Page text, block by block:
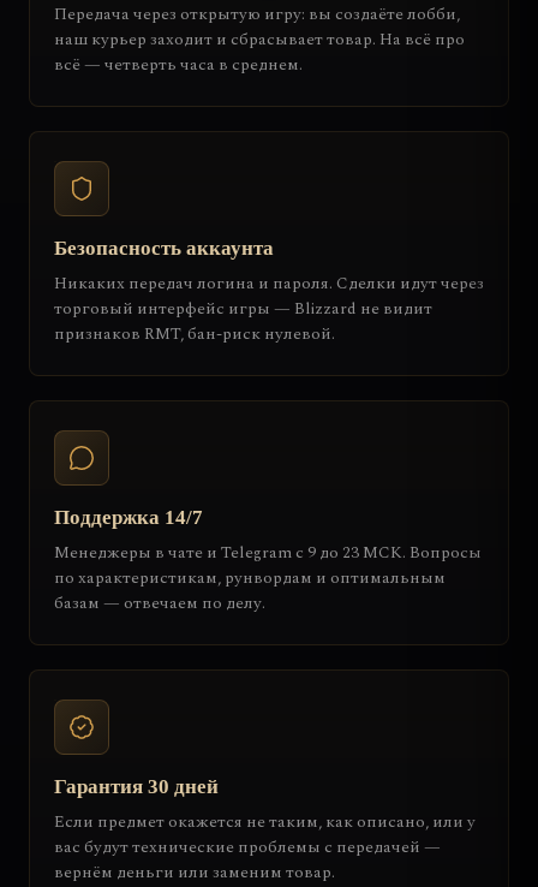
Передача через открытую игру: вы создаёте лобби,
наш курьер заходит и сбрасывает товар. На всё про
всё — четверть часа в среднем.
Безопасность аккаунта
Никаких передач логина и пароля. Сделки идут через
торговый интерфейс игры — Blizzard не видит
признаков RMT, бан-риск нулевой.
Поддержка 14/7
Менеджеры в чате и Telegram с 9 до 23 МСК. Вопросы
по характеристикам, рунвордам и оптимальным
базам — отвечаем по делу.
Гарантия 30 дней
Если предмет окажется не таким, как описано, или у
вас будут технические проблемы с передачей —
вернём деньги или заменим товар.